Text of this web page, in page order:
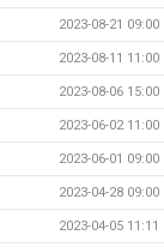
2023-08-21 09:00
2023-08-11 11:00
2023-08-06 15:00
2023-06-02 11:00
2023-06-01 09:00
2023-04-28 09:00
2023-04-05 11:11